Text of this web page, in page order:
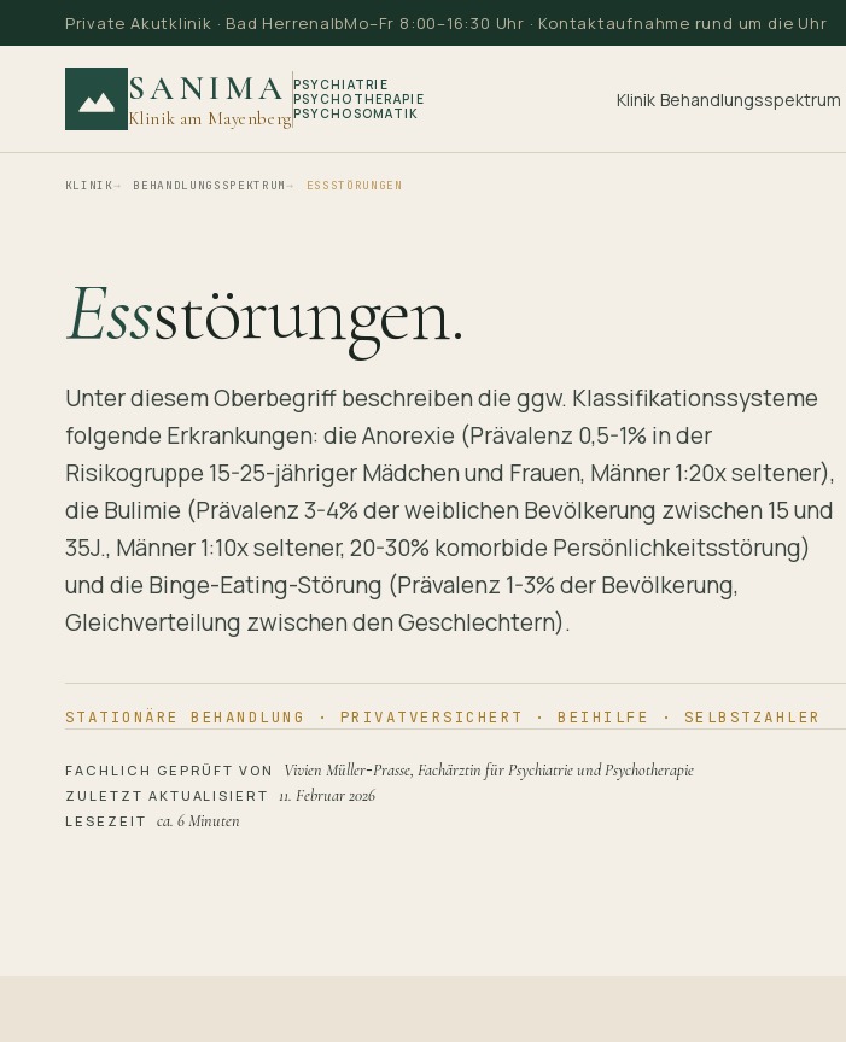
Private Akutklinik · Bad HerrenalbMo–Fr 8:00–16:30 Uhr · Kontaktaufnahme rund um die Uhr
SANIMA
Klinik am Mayenberg
PSYCHIATRIE
PSYCHOTHERAPIE
PSYCHOSOMATIK
Klinik Behandlungsspektrum
KLINIK BEHANDLUNGSSPEKTRUM ESSSTÖRUNGEN
Essstörungen.
Unter diesem Oberbegriff beschreiben die ggw. Klassifikationssysteme
folgende Erkrankungen: die Anorexie (Prävalenz 0,5-1% in der
Risikogruppe 15-25-jähriger Mädchen und Frauen, Männer 1:20x seltener),
die Bulimie (Prävalenz 3-4% der weiblichen Bevölkerung zwischen 15 und
35J., Männer 1:10x seltener, 20-30% komorbide Persönlichkeitsstörung)
und die Binge-Eating-Störung (Prävalenz 1-3% der Bevölkerung,
Gleichverteilung zwischen den Geschlechtern).
STATIONÄRE BEHANDLUNG · PRIVATVERSICHERT · BEIHILFE · SELBSTZAHLER
FACHLICH GEPRÜFT VON Vivien Müller-Prasse, Fachärztin für Psychiatrie und Psychotherapie
ZULETZT AKTUALISIERT 11. Februar 2026
LESEZEIT ca. 6 Minuten